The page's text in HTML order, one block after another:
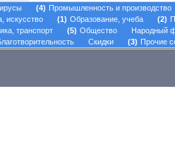
4
Промышленность и производство
искусство 1 Образование, учеба 2
транспорт 5 Общество
Народный
Скидки 3 Прочие